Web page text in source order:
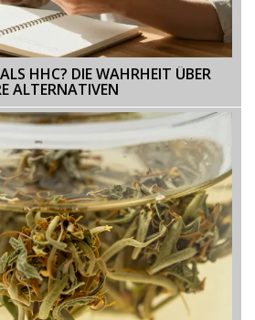
HHC? DIE WAHRHEIT ÜBER
ALTERNATIVEN